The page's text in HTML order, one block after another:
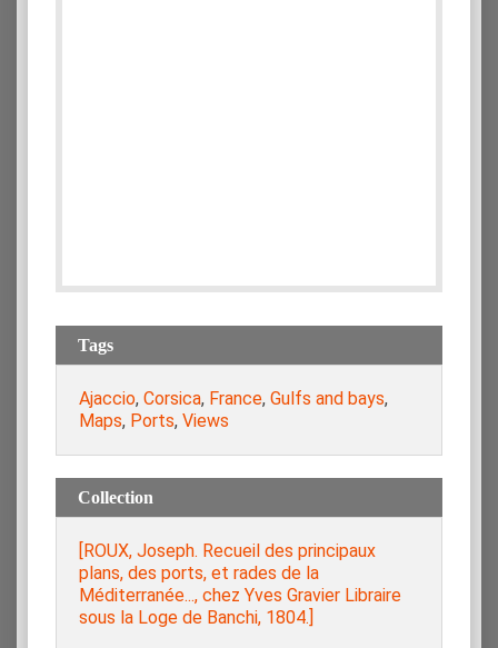
Tags
Ajaccio, Corsica, France, Gulfs and bays,
Maps, Ports, Views
Collection
[ROUX, Joseph. Recueil des principaux
plans, des ports, et rades de la
Méditerranée..., chez Yves Gravier Libraire
sous la Loge de Banchi, 1804.]